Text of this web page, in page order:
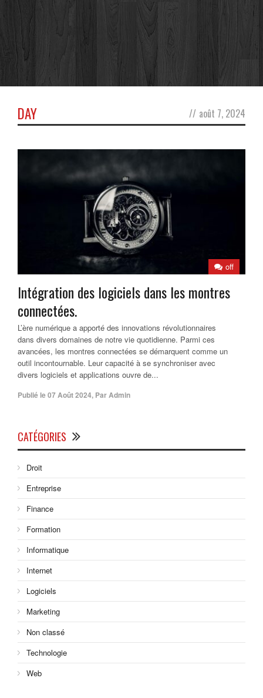
DAY // août 7, 2024
off
Intégration des logiciels dans les montres
connectées.
L’ère numérique a apporté des innovations révolutionnaires
dans divers domaines de notre vie quotidienne. Parmi ces
avancées, les montres connectées se démarquent comme un
outil incontournable. Leur capacité à se synchroniser avec
divers logiciels et applications ouvre de...
Publié le07 Août 2024, ParAdmin
CATÉGORIES
Droit
Entreprise
Finance
Formation
Informatique
Internet
Logiciels
Marketing
Non classé
Technologie
Web